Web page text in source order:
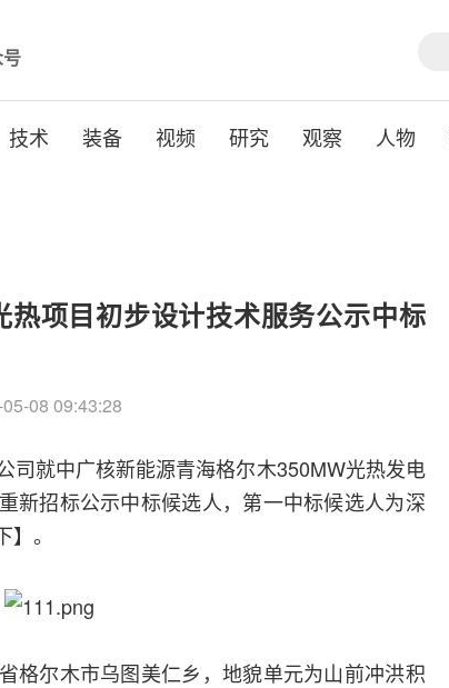
技术 装备 视频 研究 观察 人物
热项目初步设计技术服务公示中标
05-08 09:43:28
司就中广核新能源青海格尔木350MW光热发电
新招标公示中标候选人，第一中标候选人为深
。
格尔木市乌图美仁乡，地貌单元为山前冲洪积